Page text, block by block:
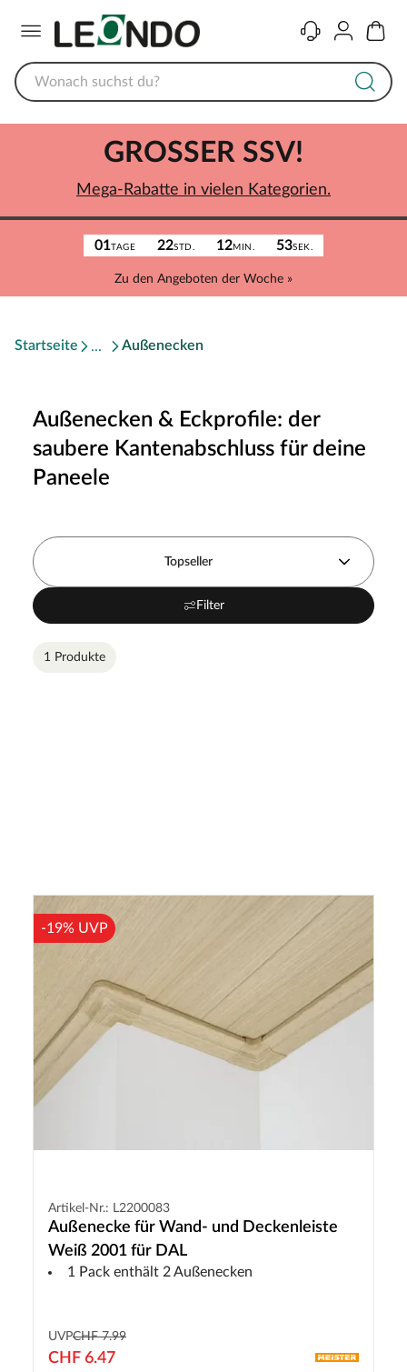
KontaktKonto
01TAGE 22STD. 12MIN. 53SEK.
Zu den Angeboten der Woche »
GROSSER SSV!
Mega-Rabatte in vielen Kategorien.
Startseite Außenecken
Außenecken & Eckprofile: der
saubere Kantenabschluss für deine
Paneele
Topseller
Filter
1 Produkte
-19% UVP
Artikel-Nr.: L2200083
Außenecke für Wand- und Deckenleiste
Weiß 2001 für DAL
1 Pack enthält 2 Außenecken
UVPCHF 7.99
CHF 6.47